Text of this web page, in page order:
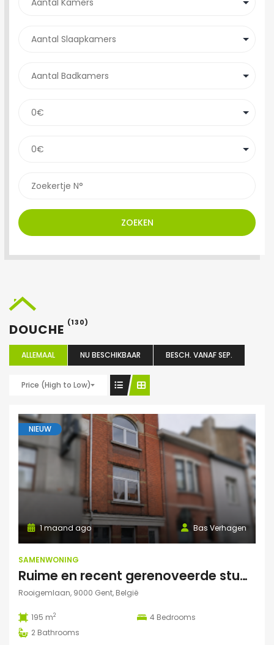
ZOEKEN
DOUCHE (130)
ALLEMAAL NU BESCHIKBAAR BESCH. VANAF SEP.
Price (High to Low)
NIEUW
Bas Verhagen
1 maand ago
SAMENWONING
Ruime en recent gerenoveerde studentenwoning op toplocatie in Gent
Rooigemlaan, 9000 Gent, België
195 m2 4 Bedrooms
2 Bathrooms